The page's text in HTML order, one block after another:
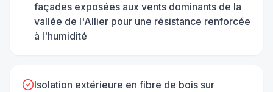
façades exposées aux vents dominants de la
vallée de l'Allier pour une résistance renforcée
à l'humidité
Isolation extérieure en fibre de bois sur